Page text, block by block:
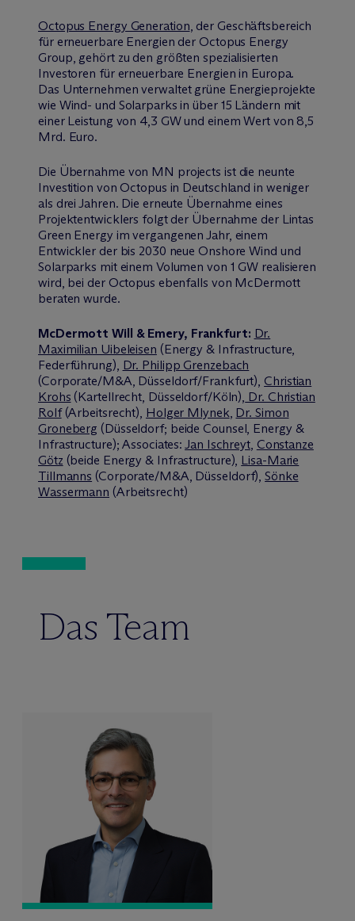
Octopus Energy Generation, der Geschäftsbereich
für erneuerbare Energien der Octopus Energy
Group, gehört zu den größten spezialisierten
Investoren für erneuerbare Energien in Europa.
Das Unternehmen verwaltet grüne Energieprojekte
wie Wind- und Solarparks in über 15 Ländern mit
einer Leistung von 4,3 GW und einem Wert von 8,5
Mrd. Euro.
Die Übernahme von MN projects ist die neunte
Investition von Octopus in Deutschland in weniger
als drei Jahren. Die erneute Übernahme eines
Projektentwicklers folgt der Übernahme der Lintas
Green Energy im vergangenen Jahr, einem
Entwickler der bis 2030 neue Onshore Wind und
Solarparks mit einem Volumen von 1 GW realisieren
wird, bei der Octopus ebenfalls von McDermott
beraten wurde.
McDermott Will & Emery, Frankfurt: Dr.
Maximilian Uibeleisen (Energy & Infrastructure,
Federführung), Dr. Philipp Grenzebach
(Corporate/M&A, Düsseldorf/Frankfurt), Christian
Krohs (Kartellrecht, Düsseldorf/Köln), Dr. Christian
Rolf(Arbeitsrecht), Holger Mlynek, Dr. Simon
Groneberg (Düsseldorf; beide Counsel, Energy &
Infrastructure); Associates:Jan Ischreyt, Constanze
Götz (beide Energy & Infrastructure), Lisa-Marie
Tillmanns (Corporate/M&A, Düsseldorf),Sönke
Wassermann (Arbeitsrecht)
Das Team